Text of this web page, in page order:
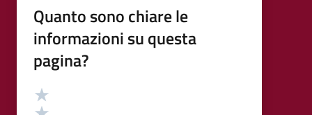
Quanto sono chiare le
informazioni su questa
pagina?
Valutazione